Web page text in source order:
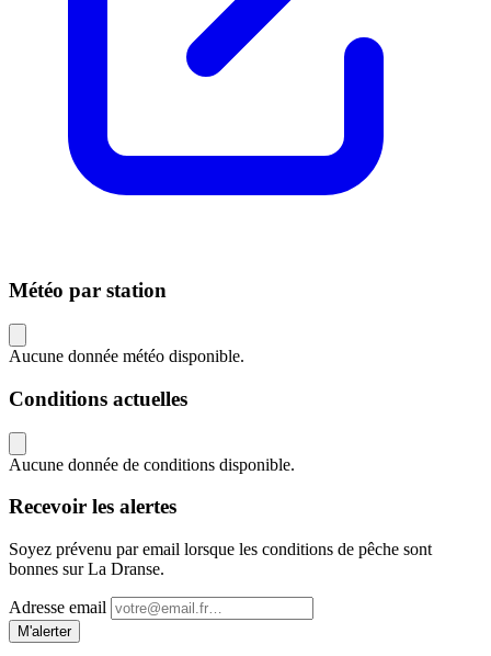
Météo par station
Aucune donnée météo disponible.
Conditions actuelles
Aucune donnée de conditions disponible.
Recevoir les alertes
Soyez prévenu par email lorsque les conditions de pêche sont
bonnes sur La Dranse.
Adresse email
M'alerter